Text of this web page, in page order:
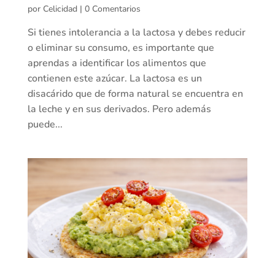
por Celicidad| 0 Comentarios
Si tienes intolerancia a la lactosa y debes reducir
o eliminar su consumo, es importante que
aprendas a identificar los alimentos que
contienen este azúcar. La lactosa es un
disacárido que de forma natural se encuentra en
la leche y en sus derivados. Pero además
puede...